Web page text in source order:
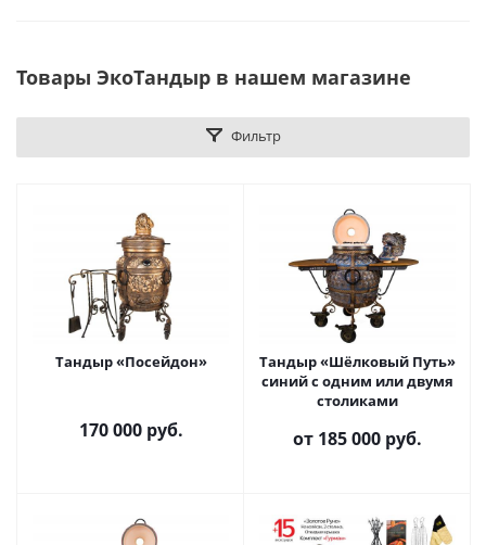
Товары ЭкоТандыр в нашем магазине
Фильтр
Тандыр «Посейдон»
170 000руб.
Тандыр «Шёлковый Путь»
синий с одним или двумя
столиками
от 185 000 руб.